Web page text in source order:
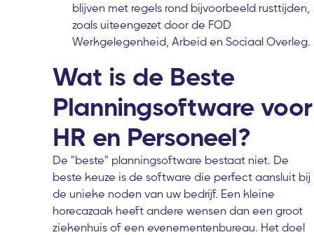
blijven met regels rond bijvoorbeeld rusttijden,
zoals uiteengezet door de FOD
Werkgelegenheid, Arbeid en Sociaal Overleg.
Wat is de Beste
Planningsoftware voor
HR en Personeel?
De "beste" planningsoftware bestaat niet. De
beste keuze is de software die perfect aansluit bij
de unieke noden van uw bedrijf. Een kleine
horecazaak heeft andere wensen dan een groot
ziekenhuis of een evenementenbureau. Het doel